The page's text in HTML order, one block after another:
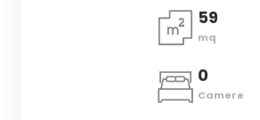
59
mq
0
Camere